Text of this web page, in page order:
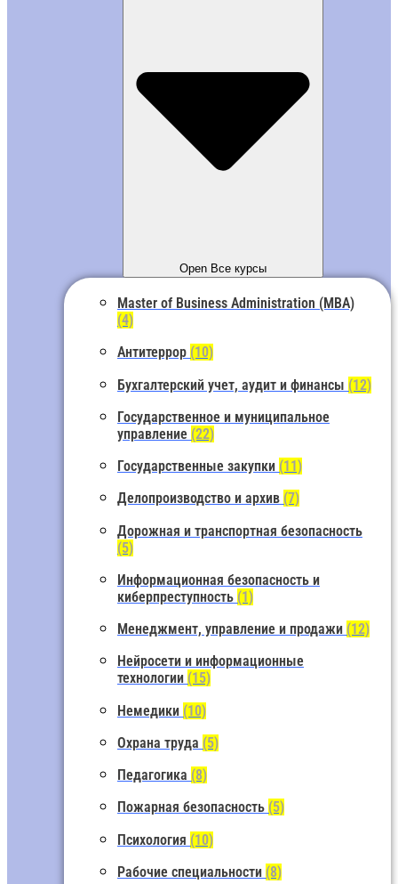
Open Все курсы
Master of Business Administration (MBA)
(4)
Антитеррор (10)
Бухгалтерский учет, аудит и финансы (12)
Государственное и муниципальное
управление (22)
Государственные закупки (11)
Делопроизводство и архив (7)
Дорожная и транспортная безопасность
(5)
Информационная безопасность и
киберпреступность (1)
Менеджмент, управление и продажи (12)
Нейросети и информационные
технологии (15)
Немедики (10)
Охрана труда (5)
Педагогика (8)
Пожарная безопасность (5)
Психология (10)
Рабочие специальности (8)